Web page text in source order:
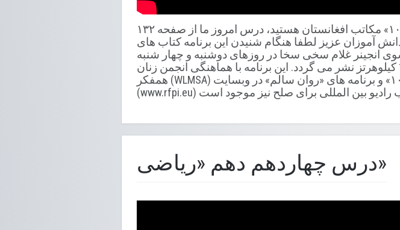
شنوندگان گرامی شما شنونده درس پانزدهم «ریاضی صنف ۱۰» مکاتب افغانستان هستید، درس امروز ما از صفحه ۱۳۲
آموزان عزیز لطفا هنگام شنیدن این برنامه کتاب های
از سوی انجینر غلام سخی سخا در روزهای دوشنبه و چهار شنبه
ساعت 11:30 به وقت افغانستان روی موج کوتاه 15700 کیلوهرتز نشر می گردد. این برنامه با هماهنگی انجمن زنان
همفکر (WLMSA) تهیه شده است. تمام درس های ریاضی «صنف ۱۰» و برنامه های «روان سالم» در وبسایت
درس چهاردهم دهم «ریاضی»